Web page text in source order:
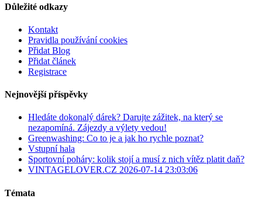
Důležité odkazy
Kontakt
Pravidla používání cookies
Přidat Blog
Přidat článek
Registrace
Nejnovější příspěvky
Hledáte dokonalý dárek? Darujte zážitek, na který se
nezapomíná. Zájezdy a výlety vedou!
Greenwashing: Co to je a jak ho rychle poznat?
Vstupní hala
Sportovní poháry: kolik stojí a musí z nich vítěz platit daň?
VINTAGELOVER.CZ 2026-07-14 23:03:06
Témata